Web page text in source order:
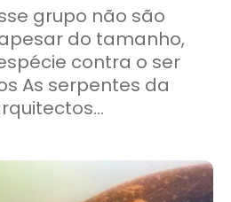
grupo não são
do tamanho,
contra o ser
da